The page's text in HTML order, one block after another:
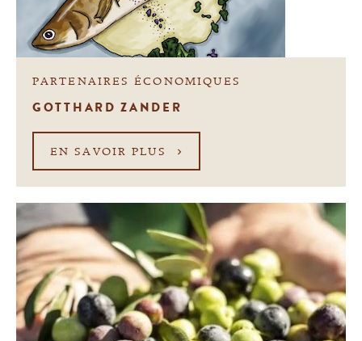
PARTENAIRES ÉCONOMIQUES
GOTTHARD ZANDER
EN SAVOIR PLUS